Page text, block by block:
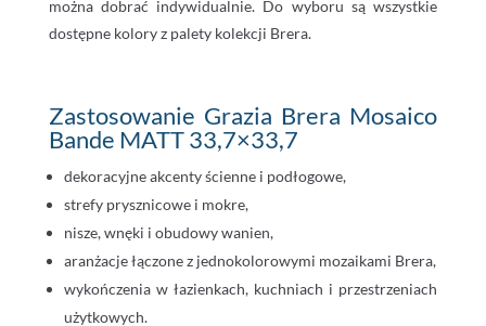
można dobrać indywidualnie. Do wyboru są wszystkie
dostępne kolory z palety kolekcji Brera.
Zastosowanie Grazia Brera Mosaico
Bande MATT 33,7×33,7
dekoracyjne akcenty ścienne i podłogowe,
strefy prysznicowe i mokre,
nisze, wnęki i obudowy wanien,
aranżacje łączone z jednokolorowymi mozaikami Brera,
wykończenia w łazienkach, kuchniach i przestrzeniach
użytkowych.